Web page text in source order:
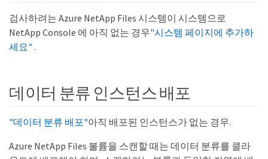
검사하려는 Azure NetApp Files 시스템이 시스템으로
NetApp Console 에 아직 없는 경우"시스템 페이지에 추가하
세요" .
데이터 분류 인스턴스 배포
"데이터 분류 배포"아직 배포된 인스턴스가 없는 경우.
Azure NetApp Files 볼륨을 스캔할 때는 데이터 분류를 클라